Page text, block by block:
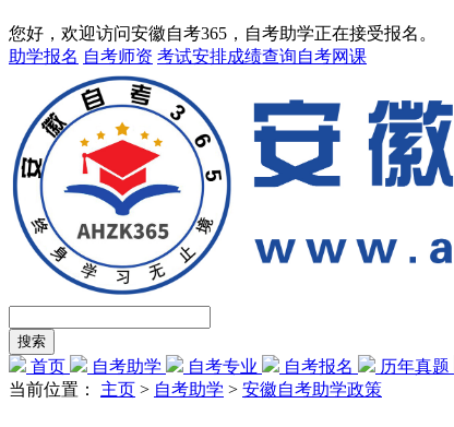
您好，欢迎访问安徽自考365，自考助学正在接受报名。
助学报名 自考师资 考试安排成绩查询自考网课
首页 自考助学 自考专业 自考报名 历年真题
当前位置： 主页 > 自考助学 > 安徽自考助学政策